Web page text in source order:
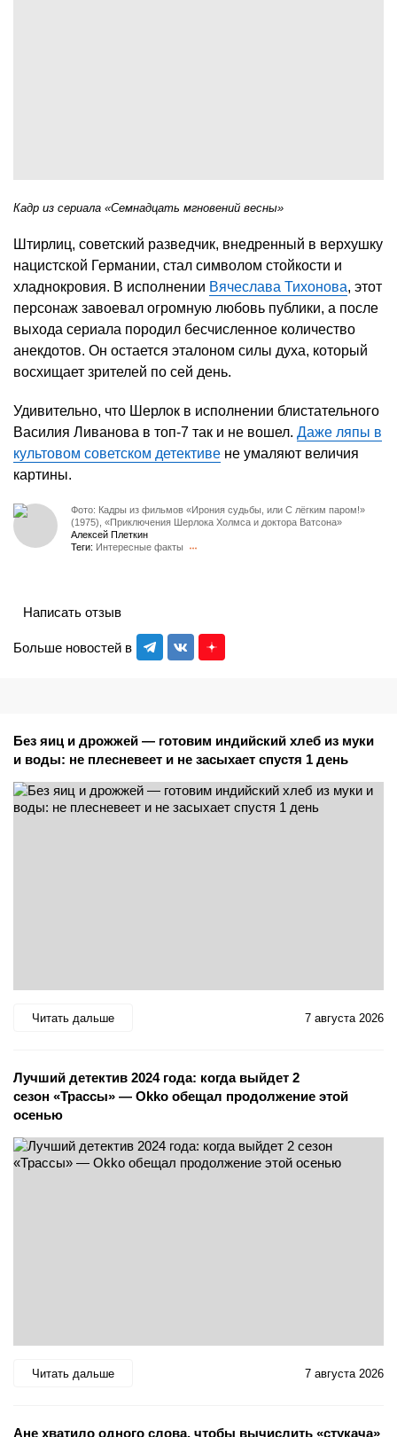
Кадр из сериала «Семнадцать мгновений весны»
Штирлиц, советский разведчик, внедренный в верхушку
нацистской Германии, стал символом стойкости и
хладнокровия. В исполнении Вячеслава Тихонова, этот
персонаж завоевал огромную любовь публики, а после
выхода сериала породил бесчисленное количество
анекдотов. Он остается эталоном силы духа, который
восхищает зрителей по сей день.
Удивительно, что Шерлок в исполнении блистательного
Василия Ливанова в топ-7 так и не вошел. Даже ляпы в
культовом советском детективе не умаляют величия
картины.
Фото: Кадры из фильмов «Ирония судьбы, или С лёгким паром!»
(1975), «Приключения Шерлока Холмса и доктора Ватсона»
Алексей Плеткин
Теги: Интересные факты
Больше новостей в
Написать отзыв
Без яиц и дрожжей — готовим индийский хлеб из муки
и воды: не плесневеет и не засыхает спустя 1 день
Читать дальше 7 августа 2026
Лучший детектив 2024 года: когда выйдет 2
сезон «Трассы» — Okko обещал продолжение этой
осенью
Читать дальше 7 августа 2026
Ане хватило одного слова, чтобы вычислить «стукача»